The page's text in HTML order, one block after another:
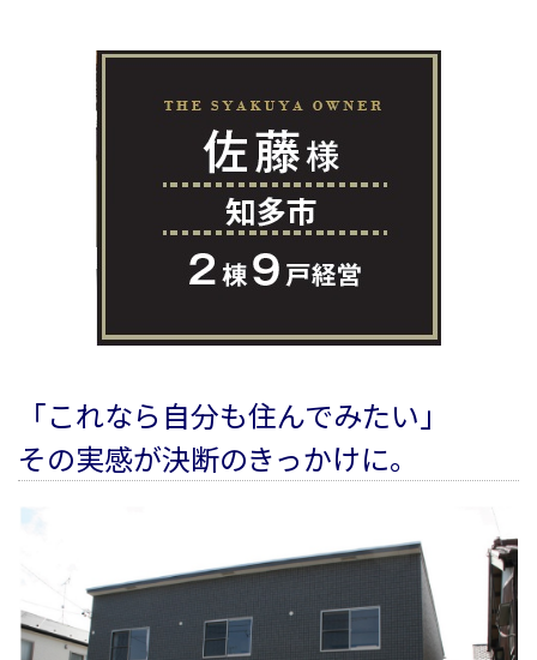
「これなら自分も住んでみたい」
その実感が決断のきっかけに。